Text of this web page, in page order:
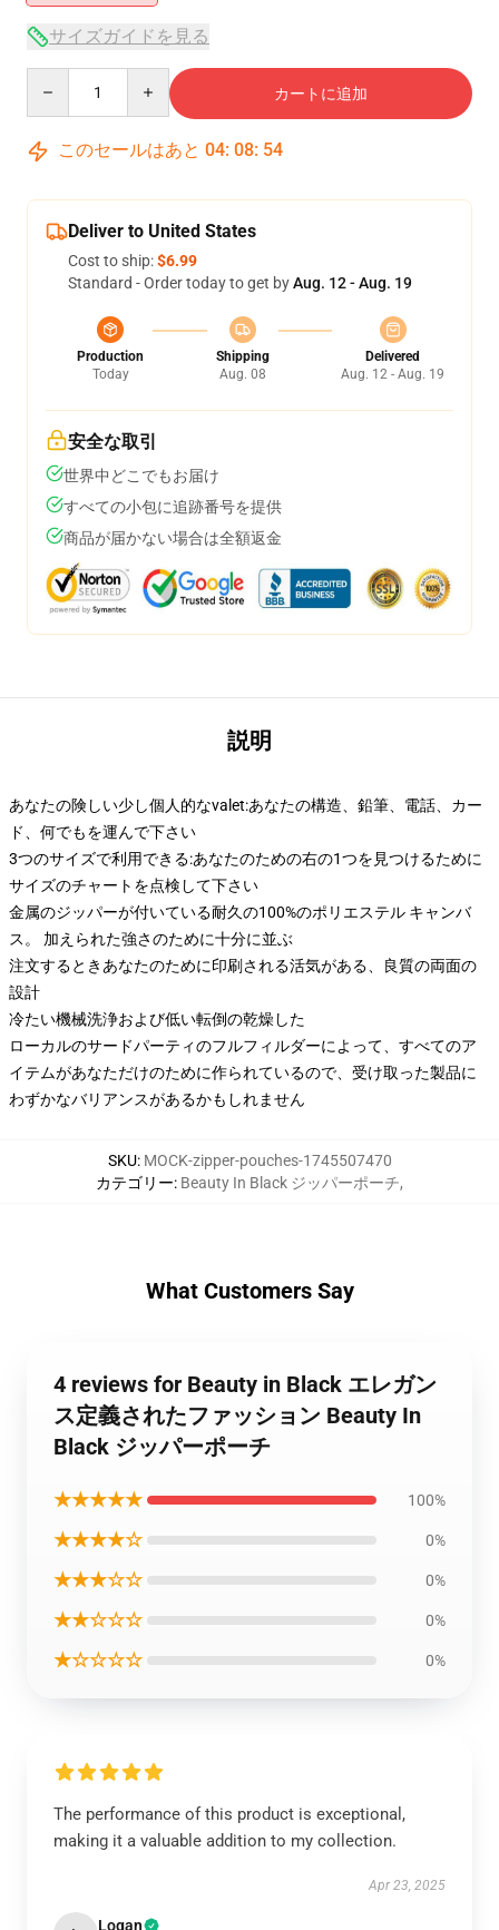
サイズガイドを見る
カートに追加
このセールはあと 04: 08: 54
Deliver to United States
Cost to ship:$6.99
Standard - Order today to get byAug. 12 - Aug. 19
Production
Today
Shipping
Aug. 08
Delivered
Aug. 12 - Aug. 19
安全な取引
世界中どこでもお届け
すべての小包に追跡番号を提供
商品が届かない場合は全額返金
説明
あなたの険しい少し個人的なvalet:あなたの構造、鉛筆、電話、カー
ド、何でもを運んで下さい
3つのサイズで利用できる:あなたのための右の1つを見つけるために
サイズのチャートを点検して下さい
金属のジッパーが付いている耐久の100%のポリエステル キャンバ
ス。 加えられた強さのために十分に並ぶ
注文するときあなたのために印刷される活気がある、良質の両面の
設計
冷たい機械洗浄および低い転倒の乾燥した
ローカルのサードパーティのフルフィルダーによって、すべてのア
イテムがあなただけのために作られているので、受け取った製品に
わずかなバリアンスがあるかもしれません
SKU: MOCK-zipper-pouches-1745507470
カテゴリー: Beauty In Black ジッパーポーチ,
What Customers Say
4 reviews for Beauty in Black エレガン
ス定義されたファッション Beauty In
Black ジッパーポーチ
★★★★★ 100%
★★★★☆ 0%
★★★☆☆ 0%
★★☆☆☆ 0%
★☆☆☆☆ 0%
The performance of this product is exceptional,
making it a valuable addition to my collection.
Apr 23, 2025
Logan